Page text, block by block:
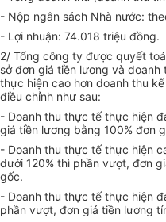
- Nộp ngân sách Nhà nước:
- Lợi nhuận: 74.018 triệu đồng.
2/ Tổng công ty được quyết
sở đơn giá tiền lương và
thực hiện cao hơn doanh thu
điều chỉnh như sau:
- Doanh thu thực tế thực hiện
giá tiền lương bằng 100% đơn
- Doanh thu thực tế thực hiện
dưới 120% thì phần vượt, đơn
gốc.
- Doanh thu thực tế thực hiện
phần vượt, đơn giá tiền lương